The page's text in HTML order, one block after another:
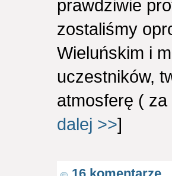
prawdziwie
zostaliśmy
Wieluńskim i
uczestników,
atmosferę (
dalej >>]